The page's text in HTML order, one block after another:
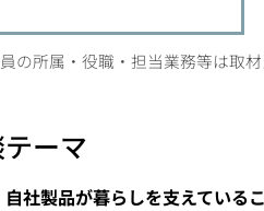
の所属・役職・担当業務等は取材
ーマ
自社製品が暮らしを支えている